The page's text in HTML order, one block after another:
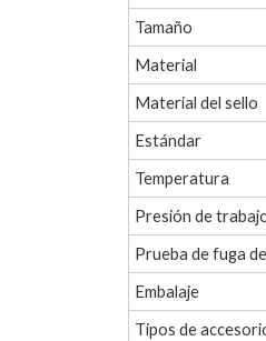
Tamaño
Material
Material del sello
Estándar
Temperatura
Presión de
Prueba de fuga
Embalaje
Tipos de